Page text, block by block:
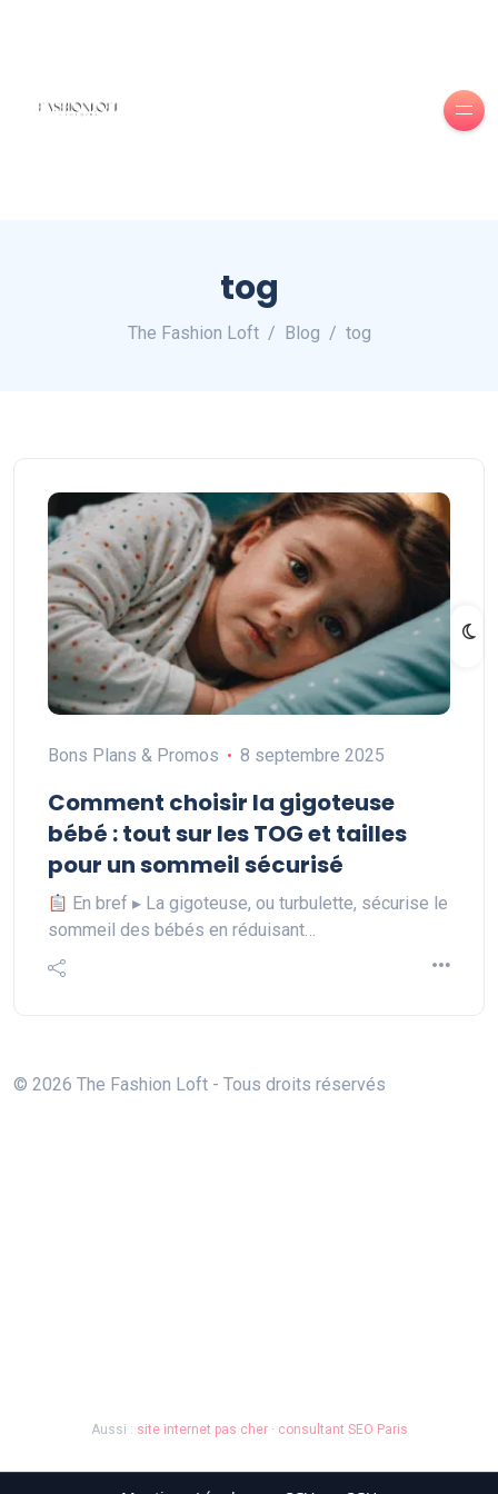
tog
The Fashion Loft Blog tog
Bons Plans & Promos 8 septembre 2025
Comment choisir la gigoteuse
bébé : tout sur les TOG et tailles
pour un sommeil sécurisé
En bref ▸ La gigoteuse, ou turbulette, sécurise le
sommeil des bébés en réduisant…
© 2026 The Fashion Loft - Tous droits réservés
Aussi : site internet pas cher· consultant SEO Paris